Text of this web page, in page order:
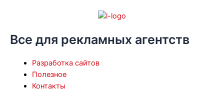
Все для рекламных агентств
Разработка сайтов
Полезное
Контакты
Menu